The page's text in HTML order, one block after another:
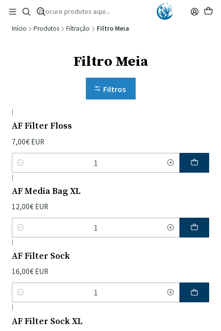
🚚 Portugal Continental: Portes Grátis desde 149,90€ (Envio extresso: 14,90€)
Ler mais
Início Produtos Filtração Filtro Meia
Filtro Meia
Filtros
|
AF Filter Floss
7,00€ EUR
Quantidade
|
AF Media Bag XL
12,00€ EUR
Quantidade
|
AF Filter Sock
16,00€ EUR
Quantidade
|
AF Filter Sock XL